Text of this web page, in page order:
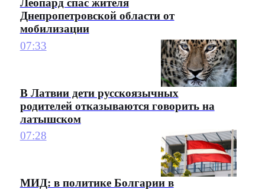
Леопард спас жителя
Днепропетровской области от
мобилизации
07:33
В Латвии дети русскоязычных
родителей отказываются говорить на
латышском
07:28
МИД: в политике Болгарии в